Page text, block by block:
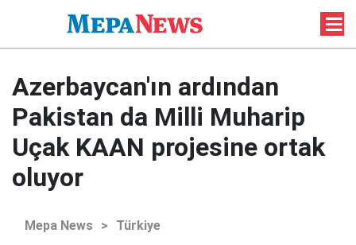
Azerbaycan'ın ardından
Pakistan da Milli Muharip
Uçak KAAN projesine ortak
oluyor
Mepa News > Türkiye